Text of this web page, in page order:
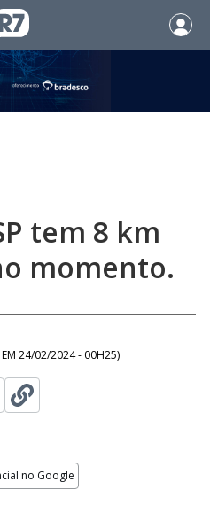
tem 8 km
momento.
24/02/2024 - 00H25)
no Google